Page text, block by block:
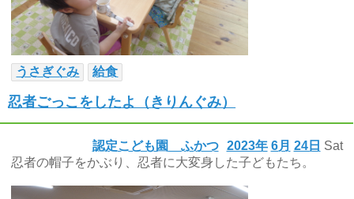
うさぎぐみ 給食
忍者ごっこをしたよ（きりんぐみ）
2023年 6月 24日 Sat
認定こども園 ふかつ
忍者の帽子をかぶり、忍者に大変身した子どもたち。